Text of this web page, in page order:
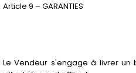
Article 9 – GARANTIES
Le Vendeur s'engage à livrer